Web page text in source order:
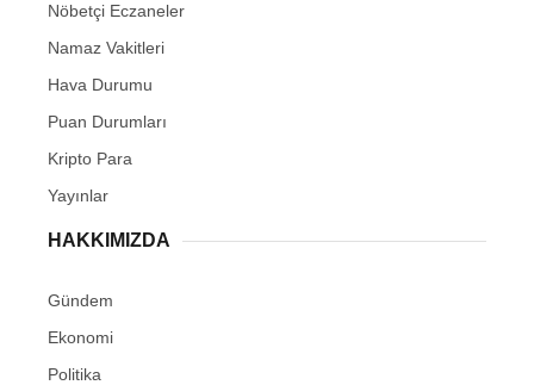
Nöbetçi Eczaneler
Namaz Vakitleri
Hava Durumu
Puan Durumları
Kripto Para
Yayınlar
HAKKIMIZDA
Gündem
Ekonomi
Politika